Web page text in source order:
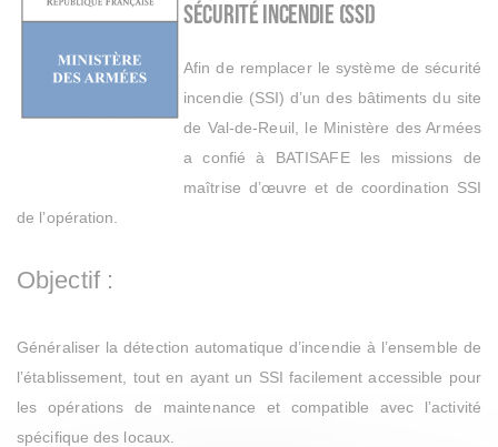
sécurité incendie (SSI)
Afin de remplacer le système de sécurité
incendie (SSI) d’un des bâtiments du site
de Val-de-Reuil, le Ministère des Armées
a confié à BATISAFE les missions de
maîtrise d’œuvre et de coordination SSI
de l’opération
Objectif :
Généraliser la détection automatique d’incendie à l’ensemble de
l’établissement, tout en ayant un SSI facilement accessible pour
les opérations de maintenance et compatible avec l’activité
spécifique des locaux.